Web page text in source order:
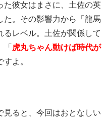
た彼女はまさに、土佐の英
た。その影響力から「龍馬
るレベル。土佐が関係して
虎丸ちゃん動けば時代が
すよ。
見ると、今回はおとなしい